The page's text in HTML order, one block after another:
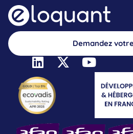
Demandez